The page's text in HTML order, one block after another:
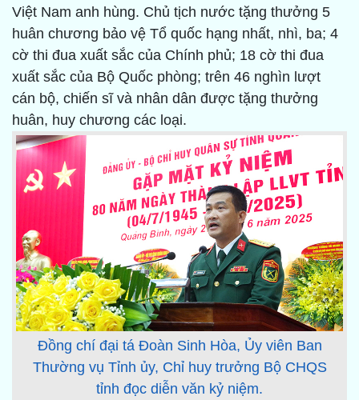
Việt Nam anh hùng. Chủ tịch nước tặng thưởng 5
huân chương bảo vệ Tổ quốc hạng nhất, nhì, ba; 4
cờ thi đua xuất sắc của Chính phủ; 18 cờ thi đua
xuất sắc của Bộ Quốc phòng; trên 46 nghìn lượt
cán bộ, chiến sĩ và nhân dân được tặng thưởng
huân, huy chương các loại.
Đồng chí đại tá Đoàn Sinh Hòa, Ủy viên Ban
Thường vụ Tỉnh ủy, Chỉ huy trưởng Bộ CHQS
tỉnh đọc diễn văn kỷ niệm.